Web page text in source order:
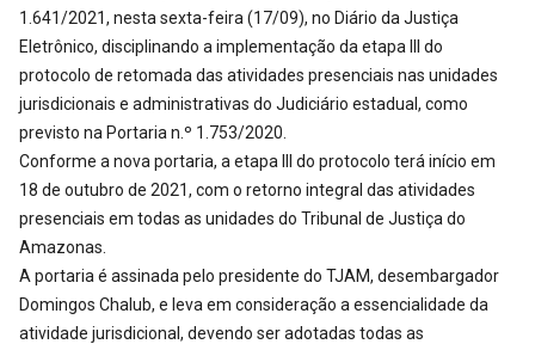
1.641/2021, nesta sexta-feira (17/09), no Diário da Justiça
Eletrônico, disciplinando a implementação da etapa III do
protocolo de retomada das atividades presenciais nas unidades
jurisdicionais e administrativas do Judiciário estadual, como
previsto na Portaria n.º 1.753/2020.
Conforme a nova portaria, a etapa III do protocolo terá início em
18 de outubro de 2021, com o retorno integral das atividades
presenciais em todas as unidades do Tribunal de Justiça do
Amazonas.
A portaria é assinada pelo presidente do TJAM, desembargador
Domingos Chalub, e leva em consideração a essencialidade da
atividade jurisdicional, devendo ser adotadas todas as